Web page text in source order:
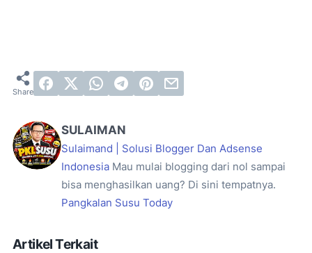
SULAIMAN
Sulaimand | Solusi Blogger Dan Adsense
Indonesia Mau mulai blogging dari nol sampai
bisa menghasilkan uang? Di sini tempatnya.
Pangkalan Susu Today
Artikel Terkait